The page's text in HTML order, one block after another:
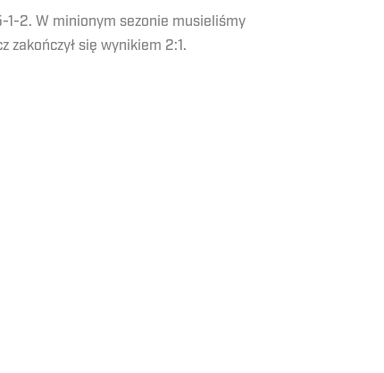
2. W minionym sezonie musieliśmy
zakończył się wynikiem 2:1.